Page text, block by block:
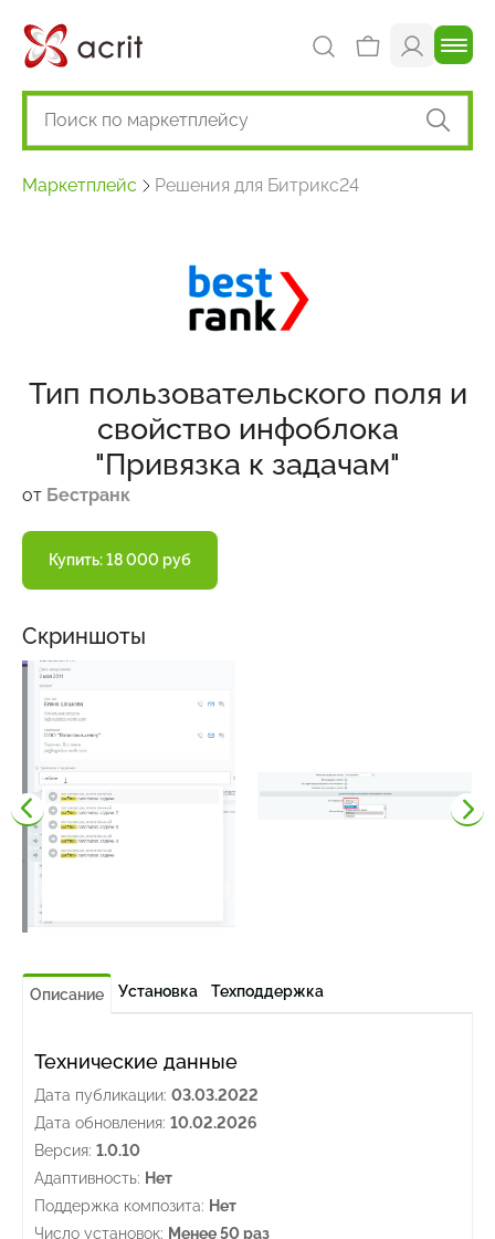
Маркетплейс Решения для Битрикс24
Тип пользовательского поля и
свойство инфоблока
"Привязка к задачам"
от Бестранк
Купить: 18 000 руб
Скриншоты
Описание Установка Техподдержка
Технические данные
Дата публикации: 03.03.2022
Дата обновления: 10.02.2026
Версия: 1.0.10
Адаптивность: Нет
Поддержка композита: Нет
Число установок: Менее 50 раз